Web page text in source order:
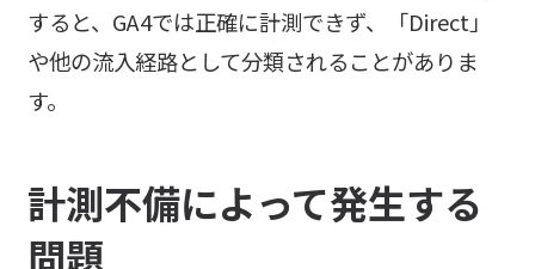
すると、GA4では正確に計測できず、「Direct」
や他の流入経路として分類されることがありま
す。
計測不備によって発生する
問題